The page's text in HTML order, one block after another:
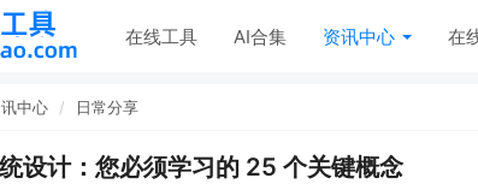
在线工具 AI合集 资讯中心 在
中心 日常分享
设计：您必须学习的 25 个关键概念